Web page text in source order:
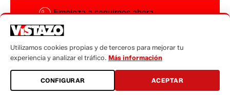
Empieza a seguirnos ahora
Código ética
Sugerencias a:
sugerencias@vistazo.com
Utilizamos cookies propias y de terceros para mejorar tu
experiencia y analizar el tráfico. Más información
CONFIGURAR ACEPTAR